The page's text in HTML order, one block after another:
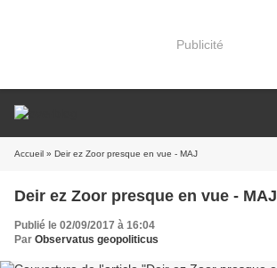
Publicité
Accueil » Deir ez Zoor presque en vue - MAJ
Deir ez Zoor presque en vue - MAJ
Publié le 02/09/2017 à 16:04
Par Observatus geopoliticus